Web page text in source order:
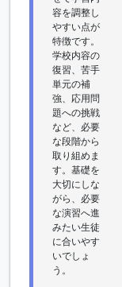
容を調整し
やすい点が
特徴です。
学校内容の
復習、苦手
単元の補
強、応用問
題への挑戦
など、必要
な段階から
取り組めま
す。基礎を
大切にしな
がら、必要
な演習へ進
みたい生徒
に合いやす
いでしょ
う。